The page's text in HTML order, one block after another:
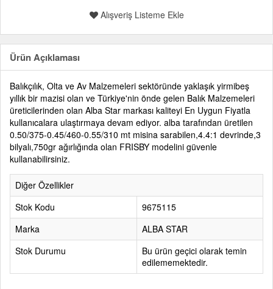
Alışveriş Listeme Ekle
Ürün Açıklaması
Balıkçılık, Olta ve Av Malzemeleri sektöründe yaklaşık yirmibeş
yıllık bir mazisi olan ve Türkiye'nin önde gelen Balık Malzemeleri
üreticilerinden olan Alba Star markası kaliteyi En Uygun Fiyatla
kullanıcalara ulaştırmaya devam ediyor. alba tarafından üretilen
0.50/375-0.45/460-0.55/310 mt misina sarabilen,4.4:1 devrinde,3
bilyalı,750gr ağırlığında olan FRISBY modelini güvenle
kullanabilirsiniz.
Diğer Özellikler
Stok Kodu
9675115
Marka
ALBA STAR
Stok Durumu
Bu ürün geçici olarak temin
edilememektedir.